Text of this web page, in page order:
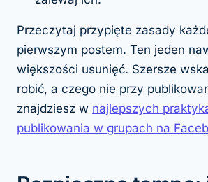
Przeczytaj przypięte zasady
pierwszym postem. Ten jeden
większości usunięć. Szersze
robić, a czego nie przy
znajdziesz w najlepszych
publikowania w grupach na